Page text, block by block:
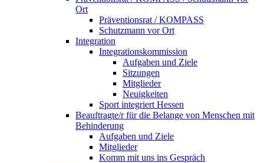
Ort
Präventionsrat / KOMPASS
Schutzmann vor Ort
Integration
Integrationskommission
Aufgaben und Ziele
Sitzungen
Mitglieder
Neuigkeiten
Sport integriert Hessen
Beauftragte/r für die Belange von Menschen mit
Behinderung
Aufgaben und Ziele
Mitglieder
Komm mit uns ins Gespräch